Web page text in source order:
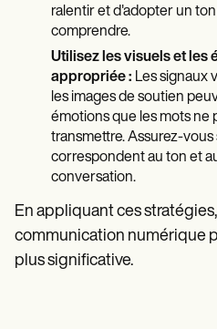
ralentir et d'adopter un
comprendre.
Utilisez les visuels et les
appropriée : Les signaux
les images de soutien
émotions que les mots ne
transmettre. Assurez-vous
correspondent au ton et
conversation.
En appliquant ces
communication numérique
plus significative.